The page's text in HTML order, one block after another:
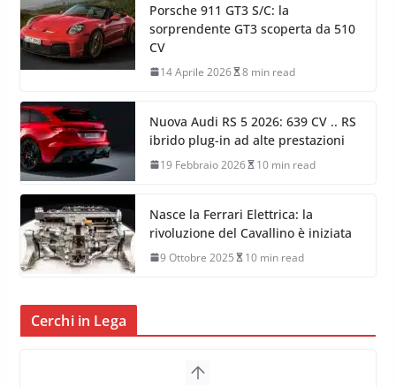
Porsche 911 GT3 S/C: la
sorprendente GT3 scoperta da 510
CV
14 Aprile 2026 8 min read
Nuova Audi RS 5 2026: 639 CV .. RS
ibrido plug-in ad alte prestazioni
19 Febbraio 2026 10 min read
Nasce la Ferrari Elettrica: la
rivoluzione del Cavallino è iniziata
9 Ottobre 2025 10 min read
Cerchi in Lega
G.M.P. Group rafforza la
l’acquisizione di Reedijk